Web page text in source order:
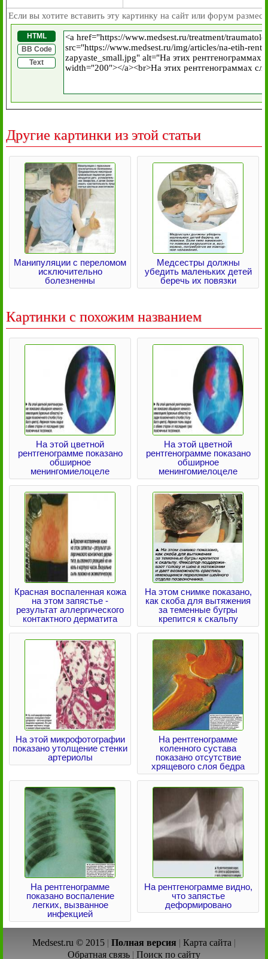
Если вы хотите вставить эту картинку на сайт или форум
HTML
BB Code
Text
Другие картинки из этой статьи
Манипуляции с переломом
исключительно
болезненны
Медсестры должны
убедить маленьких детей
беречь их повязки
Картинки с похожим названием
На этой цветной
рентгенограмме показано
обширное
менингомиелоцеле
На этой цветной
рентгенограмме показано
обширное
менингомиелоцеле
Красная воспаленная кожа
на этом запястье -
результат аллергического
контактного дерматита
На этом снимке показано,
как скоба для вытяжения
за теменные бугры
крепится к скальпу
На этой микрофотографии
показано утолщение стенки
артериолы
На рентгенограмме
коленного сустава
показано отсутствие
хрящевого слоя бедра
На рентгенограмме
показано воспаление
легких, вызванное
инфекцией
На рентгенограмме видно,
что запястье
деформировано
Medsest.ru © 2015 | Полная версия | Карта сайта |
Обратная связь | Поиск по сайту